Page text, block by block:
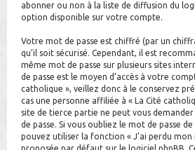
abonner ou non à la liste de diffusion du
option disponible sur votre compte.
Votre mot de passe est chiffré (par un
qu’il soit sécurisé. Cependant, il est
même mot de passe sur plusieurs sites
de passe est le moyen d’accès à votre
catholique », veillez donc à le conservez
cas une personne affiliée à « La Cité
site de tierce partie ne peut vous
de passe. Si vous oubliez le mot de passe
pouvez utiliser la fonction « J’ai perdu mon